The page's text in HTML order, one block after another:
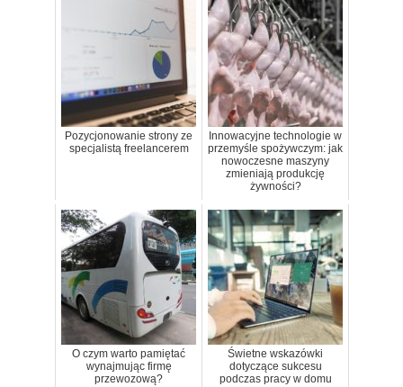
Pozycjonowanie strony ze
specjalistą freelancerem
Innowacyjne technologie w
przemyśle spożywczym: jak
nowoczesne maszyny
zmieniają produkcję
żywności?
O czym warto pamiętać
wynajmując firmę
przewozową?
Świetne wskazówki
dotyczące sukcesu
podczas pracy w domu